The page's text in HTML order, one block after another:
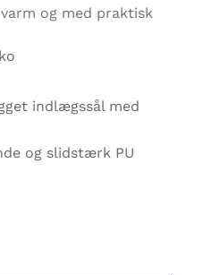
og med praktisk
indlægssål med
og slidstærk PU